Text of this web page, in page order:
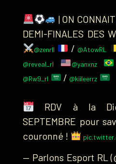
| ON
DEMI-FINALES DES
@zenrll / @AtowRL
@reveal_rl @yanxnz
@Rw9_rl
/ @kiileerrz
RDV à la
SEPTEMBRE pour
couronné !
— Parlons Esport RL